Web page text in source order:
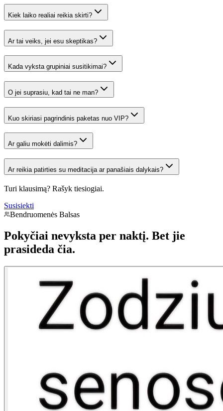
Kiek laiko realiai reikia skirti?
Ar tai veiks, jei esu skeptikas?
Kada vyksta grupiniai susitikimai?
O jei suprasiu, kad tai ne man?
Kuo skiriasi pagrindinis paketas nuo VIP?
Ar galiu mokėti dalimis?
Ar reikia patirties su meditacija ar panašiais dalykais?
Turi klausimą? Rašyk tiesiogiai.
Susisiekti
Bendruomenės Balsas
Pokyčiai nevyksta per naktį. Bet jie
prasideda čia.